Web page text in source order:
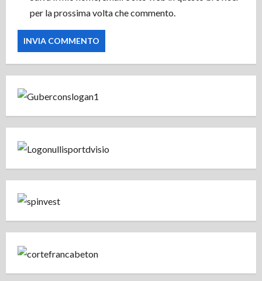
per la prossima volta che commento.